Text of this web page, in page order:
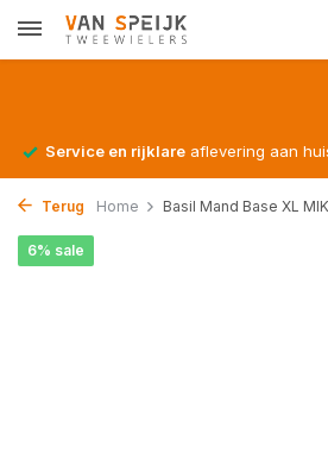
Service en rijklare aflevering aan
Terug Home Basil Mand Base XL MIK
6% sale